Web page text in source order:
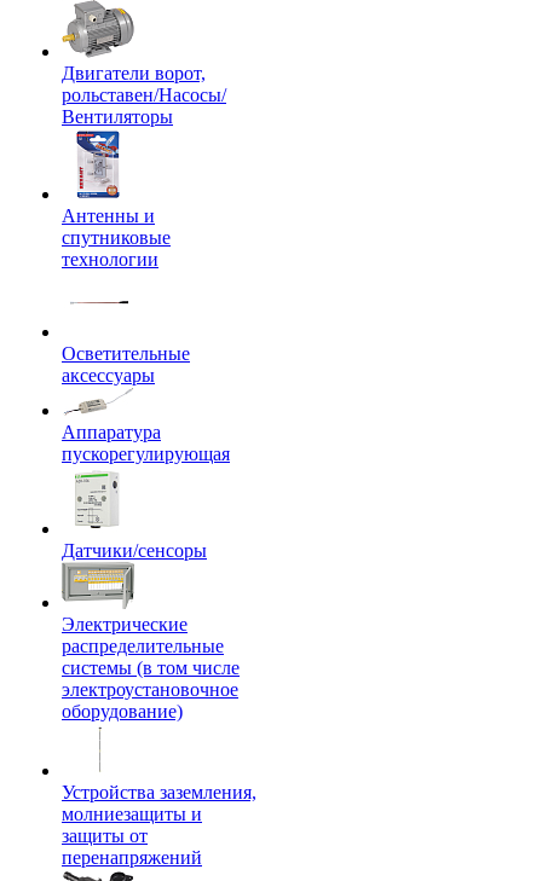
Двигатели ворот,
рольставен/Насосы/
Вентиляторы
Антенны и
спутниковые
технологии
Осветительные
аксессуары
Аппаратура
пускорегулирующая
Датчики/сенсоры
Электрические
распределительные
системы (в том числе
электроустановочное
оборудование)
Устройства заземления,
молниезащиты и
защиты от
перенапряжений